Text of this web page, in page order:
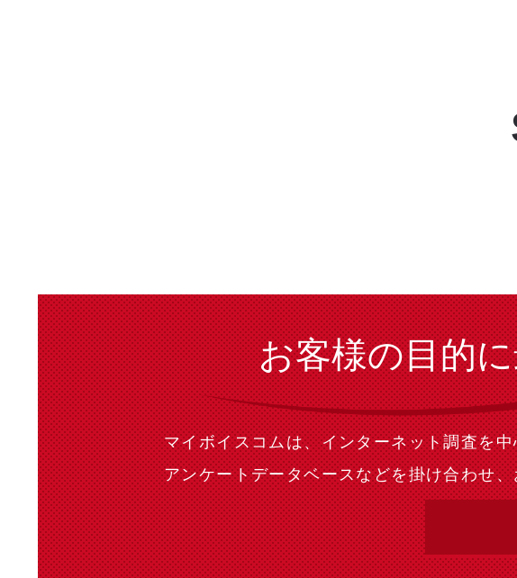
お客様の目的
マイボイスコムは、インターネット調査を
アンケートデータベースなどを掛け合わせ